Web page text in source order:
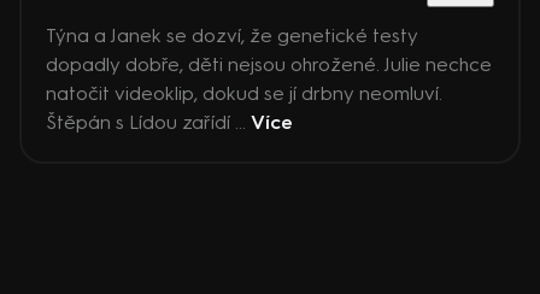
Týna a Janek se dozví, že genetické testy
dopadly dobře, děti nejsou ohrožené. Julie nechce
natočit videoklip, dokud se jí drbny neomluví.
Štěpán s Lídou zařídí ... Více